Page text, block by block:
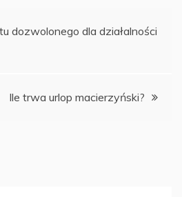
dozwolonego dla działalności
Ile trwa urlop macierzyński?